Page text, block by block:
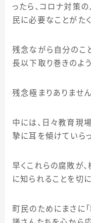
ったら、コロナ対策
民に必要なことがた
残念ながら自分のこ
長以下取り巻きのよう
残念極まりありません
中には、日々教育現
摯に耳を傾けていら
早くこれらの腐敗が
に知られることを切に
町民のためにまさに